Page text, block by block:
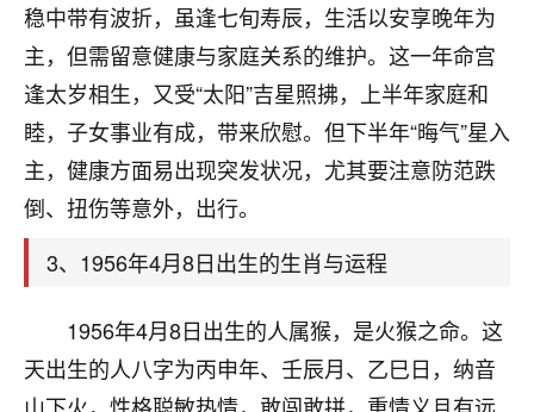
稳中带有波折，虽逢七旬寿辰，生活以安享晚年为
主，但需留意健康与家庭关系的维护。这一年命宫
逢太岁相生，又受“太阳”吉星照拂，上半年家庭和
睦，子女事业有成，带来欣慰。但下半年“晦气”星入
主，健康方面易出现突发状况，尤其要注意防范跌
倒、扭伤等意外，出行。
3、1956年4月8日出生的生肖与运程
1956年4月8日出生的人属猴，是火猴之命。这
天出生的人八字为丙申年、壬辰月、乙巳日，纳音
心若莲花
我是做餐饮的，这两年，生意屡屡受挫，店开一家关
一家，要么生意不好，生意好的就出事。前些年攒的
家底快败光了，真是倒霉！我也想找人看看到底怎么
回事？
鹿森：你可以找老师看看，人有时不服命不行
太阳当空赵：我也做餐饮的，生意不算大，但
址、风水、还有开业日子，哪哪都看了，虽然
大环境不好，但是我家生意还可以，前几天又
刚找老师做了补财库，希望财运更好一点！